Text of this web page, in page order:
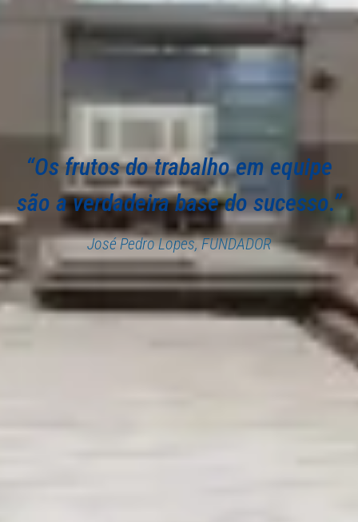
“Os frutos do trabalho em equipe
são a verdadeira base do sucesso.”
José Pedro Lopes, FUNDADOR